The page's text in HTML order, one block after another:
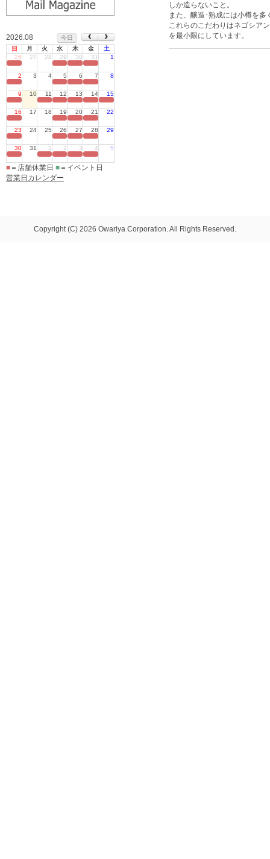
2026.08
今日
日
月 火 水 木 金
土
26
27 28 29 30 31 1
2 3 4 5 6 7 8
9 10 11 12 13 14 15
16 17 18 19 20 21 22
23 24 25 26 27 28 29
30 31 1 2 3 4 5
■ ＝店舗休業日 ■ ＝イベント日
営業日カレンダー
しか造らないこと。
また、醸造･熟成には小樽を
これらのこだわりはネゴシア
を最小限にしています。
Copyright (C) 2026 Owariya Corporation. All Rights Reserved.